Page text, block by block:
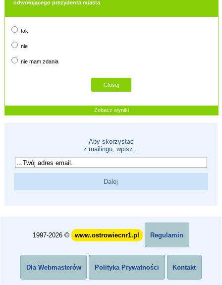
odwołującego prezydenta miasta
tak
nie
nie mam zdania
Zobacz wyniki
Aby skorzystać
z mailingu, wpisz...
1997-2026 © www.ostrowiecnr1.pl Regulamin
Dla Webmasterów Polityka Prywatności Kontakt